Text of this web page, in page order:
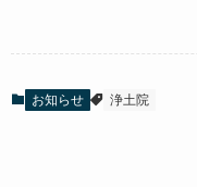
お知らせ 浄土院